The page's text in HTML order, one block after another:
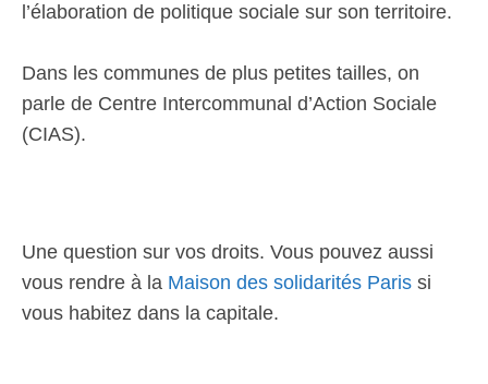
l’élaboration de politique sociale sur son territoire.
Dans les communes de plus petites tailles, on
parle de Centre Intercommunal d’Action Sociale
(CIAS).
Une question sur vos droits. Vous pouvez aussi
vous rendre à la Maison des solidarités Paris si
vous habitez dans la capitale.